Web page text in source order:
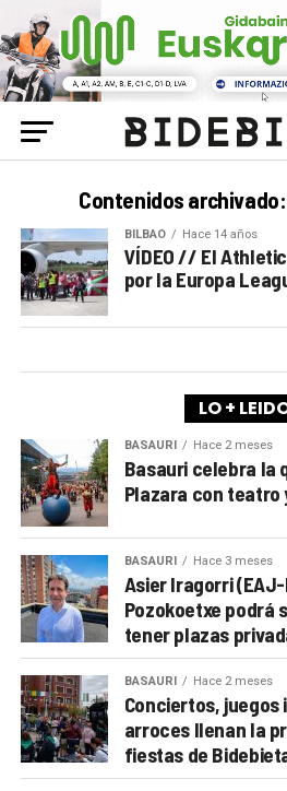
Contenidos
BILBAO Hace 14 años
VÍDEO // El
por la Europa
LO +
BASAURI Hace 2 meses
Basauri celebra la
Plazara con teatro
BASAURI Hace 3 meses
Asier Iragorri
Pozokoetxe podrá
tener plazas
BASAURI Hace 2 meses
Conciertos,
arroces llenan la
fiestas de